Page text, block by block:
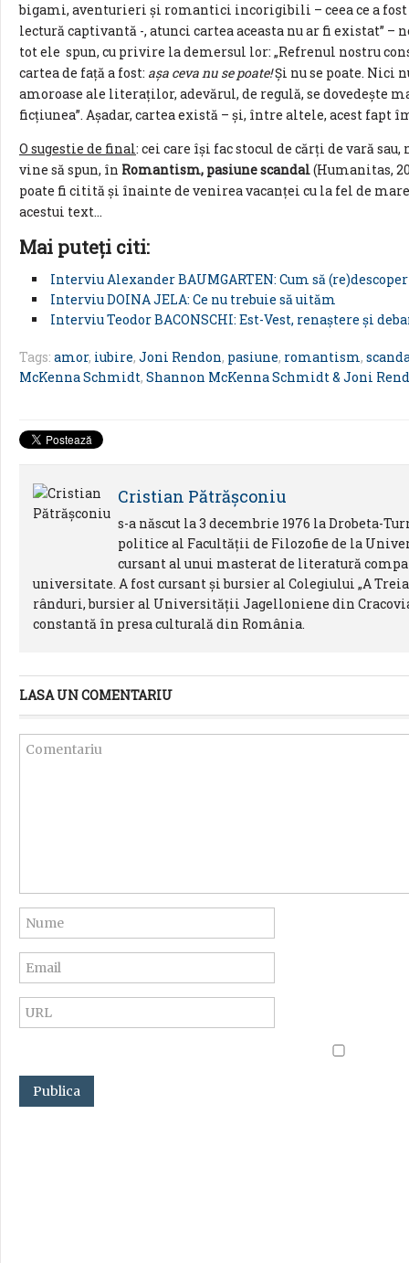
bigami, aventurieri şi romantici incorigibili – ceea ce a
lectură captivantă -, atunci cartea aceasta nu ar fi existat” –
tot ele spun, cu privire la demersul lor: „Refrenul nostru
cartea de faţă a fost: aşa ceva nu se poate!Şi nu se poate. Nici
amoroase ale literaţilor, adevărul, de regulă, se dovedeşte
ficţiunea”. Aşadar, cartea există – şi, între altele, acest fapt
O sugestie de final: cei care îşi fac stocul de cărţi de vară
vine să spun, în Romantism, pasiune scandal(Humanitas,
poate fi citită şi înainte de venirea vacanţei cu la fel de
acestui text…
Mai puteţi citi:
Interviu Alexander BAUMGARTEN: Cum să
Interviu DOINA JELA: Ce nu trebuie să uităm
Interviu Teodor BACONSCHI: Est-Vest, renaştere şi
Tags: amor, iubire, Joni Rendon, pasiune, romantism,
McKenna Schmidt, Shannon McKenna Schmidt & Joni
Cristian Pătrăşconiu
s-a născut la 3 decembrie 1976 la Drobeta-
politice al Facultăţii de Filozofie de la
cursant al unui masterat de literatură
universitate. A fost cursant şi bursier al Colegiului „A
rânduri, bursier al Universităţii Jagelloniene din
constantă în presa culturală din România.
LASA UN COMENTARIU